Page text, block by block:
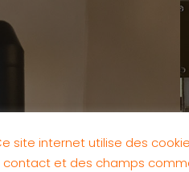
site internet utilise des
contact et des champs